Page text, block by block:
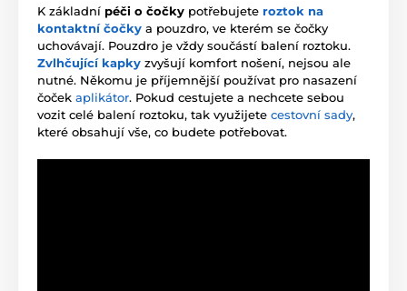
K základní péči o čočky potřebujete roztok na
kontaktní čočky a pouzdro, ve kterém se čočky
uchovávají. Pouzdro je vždy součástí balení roztoku.
Zvlhčující kapky zvyšují komfort nošení, nejsou ale
nutné. Někomu je příjemnější používat pro nasazení
čoček aplikátor. Pokud cestujete a nechcete sebou
vozit celé balení roztoku, tak využijete cestovní sady,
které obsahují vše, co budete potřebovat.